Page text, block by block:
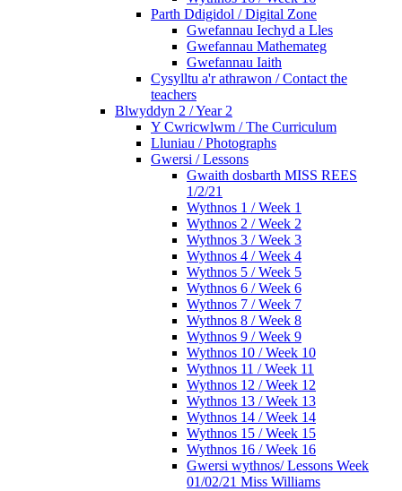
Parth Ddigidol / Digital Zone
Gwefannau Iechyd a Lles
Gwefannau Mathemateg
Gwefannau Iaith
Cysylltu a'r athrawon / Contact the
teachers
Blwyddyn 2 / Year 2
Y Cwricwlwm / The Curriculum
Lluniau / Photographs
Gwersi / Lessons
Gwaith dosbarth MISS REES
1/2/21
Wythnos 1 / Week 1
Wythnos 2 / Week 2
Wythnos 3 / Week 3
Wythnos 4 / Week 4
Wythnos 5 / Week 5
Wythnos 6 / Week 6
Wythnos 7 / Week 7
Wythnos 8 / Week 8
Wythnos 9 / Week 9
Wythnos 10 / Week 10
Wythnos 11 / Week 11
Wythnos 12 / Week 12
Wythnos 13 / Week 13
Wythnos 14 / Week 14
Wythnos 15 / Week 15
Wythnos 16 / Week 16
Gwersi wythnos/ Lessons Week
01/02/21 Miss Williams